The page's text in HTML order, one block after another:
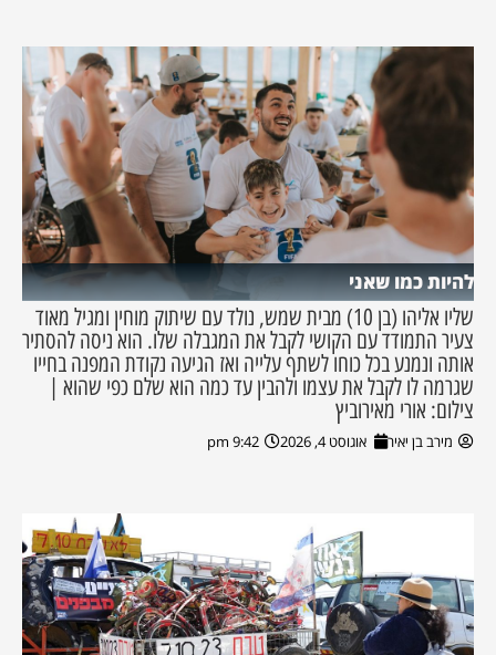
להיות כמו שאני
שליו אליהו (בן 10) מבית שמש, נולד עם שיתוק מוחין ומגיל מאוד
צעיר התמודד עם הקושי לקבל את המגבלה שלו. הוא ניסה להסתיר
אותה ונמנע בכל כוחו לשתף עלייה ואז הגיעה נקודת המפנה בחייו
שגרמה לו לקבל את עצמו ולהבין עד כמה הוא שלם כפי שהוא |
צילום: אורי מאירוביץ
מירב בן יאיר אוגוסט 4, 2026 9:42 pm